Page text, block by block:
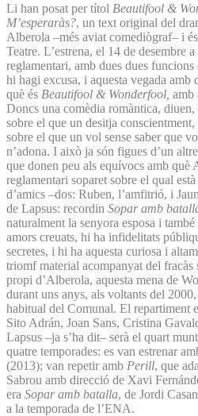
Li han posat per títol Beautifool &
M’esperaràs?, un text original del
Alberola –més aviat comediògraf– i
Teatre. L’estrena, el 14 de desembre
reglamentari, amb dues dues
hi hagi excusa, i aquesta vegada
què és Beautifool & Wonderfool, amb
Doncs una comèdia romàntica,
sobre el que un desitja
sobre el que un vol sense saber que
n’adona. I això ja són figues d’un
que donen peu als equívocs amb què
reglamentari soparet sobre el qual
d’amics –dos: Ruben, l’amfitrió, i
de Lapsus: recordin Sopar amb
naturalment la senyora esposa i
amors creuats, hi ha infidelitats
secretes, i hi ha aquesta curiosa i
triomf material acompanyat del
propi d’Alberola, aquesta mena de
durant uns anys, als voltants del
habitual del Comunal. El repartiment
Sito Adrán, Joan Sans, Cristina
Lapsus –ja s’ha dit– serà el quart
quatre temporades: es van estrenar
(2013); van repetir amb Perill, que
Sabrou amb direcció de Xavi
era Sopar amb batalla, de Jordi
a la temporada de l’ENA.